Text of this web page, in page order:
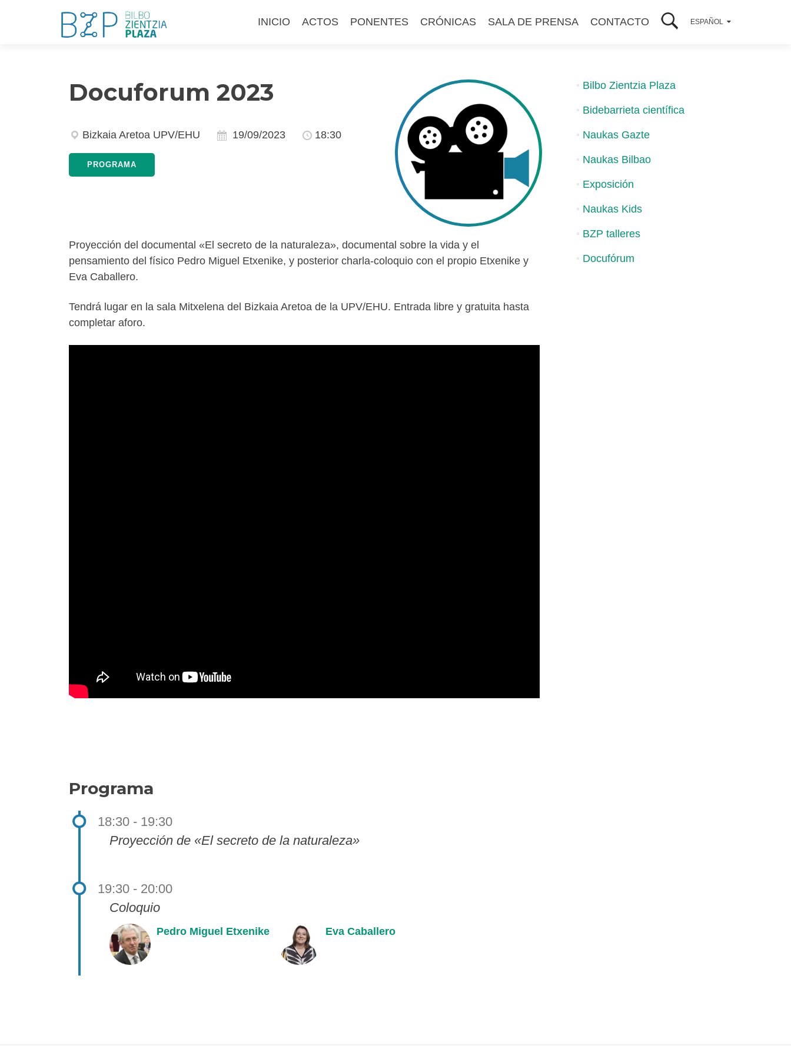
al
INICIO ACTOS PONENTES CRÓNICAS SALA DE PRENSA CONTACTO ESPAÑOL
Docuforum 2023
Bizkaia Aretoa UPV/EHU 19/09/2023 18:30
PROGRAMA
Proyección del documental «El secreto de la naturaleza», documental sobre la vida y el
pensamiento del físico Pedro Miguel Etxenike, y posterior charla-coloquio con el propio Etxenike y
Eva Caballero.
Tendrá lugar en la sala Mitxelena del Bizkaia Aretoa de la UPV/EHU. Entrada libre y gratuita hasta
completar aforo.
Bilbo Zientzia Plaza
Bidebarrieta científica
Naukas Gazte
Naukas Bilbao
Exposición
Naukas Kids
BZP talleres
Docufórum
Programa
18:30 - 19:30
Proyección de «El secreto de la naturaleza»
19:30 - 20:00
Coloquio
Pedro Miguel Etxenike Eva Caballero